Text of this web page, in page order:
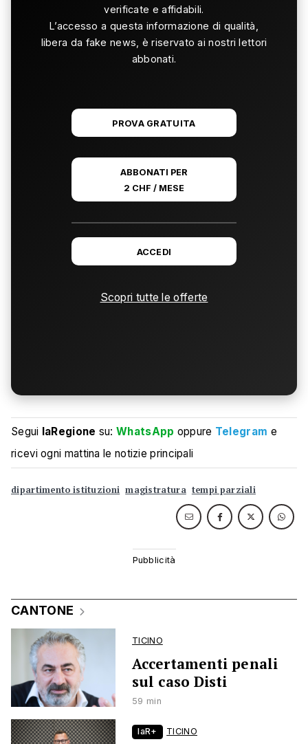
verificate e affidabili.
L’accesso a questa informazione di qualità,
libera da fake news, è riservato ai nostri lettori
abbonati.
PROVA GRATUITA
ABBONATI PER
2 CHF / MESE
ACCEDI
Scopri tutte le offerte
Segui laRegione su:WhatsApp oppure Telegram e
ricevi ogni mattina le notizie principali
dipartimento istituzioni magistratura tempi parziali
CANTONE
TICINO
Accertamenti penali
sul caso Disti
59 min
laR+ TICINO